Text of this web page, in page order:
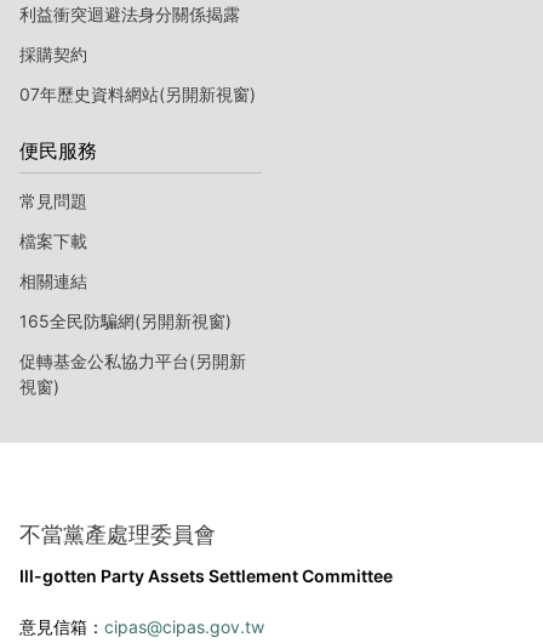
利益衝突迴避法身分關係揭露
採購契約
07年歷史資料網站(另開新視窗)
便民服務
常見問題
檔案下載
相關連結
165全民防騙網(另開新視窗)
促轉基金公私協力平台(另開新
視窗)
不當黨產處理委員會
Ill-gotten Party Assets Settlement Committee
意見信箱： cipas@cipas.gov.tw